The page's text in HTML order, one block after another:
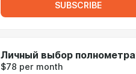
SUBSCRIBE
Личный выбор
$78 per month